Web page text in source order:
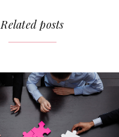
Related posts